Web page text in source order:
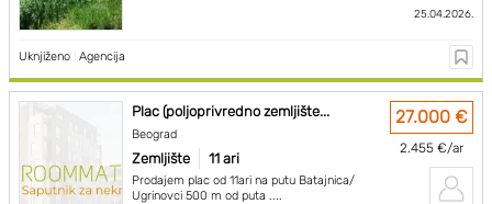
25.04.2026.
Uknjiženo Agencija
Plac (poljoprivredno zemljište...
Beograd
Zemljište 11 ari
Prodajem plac od 11ari na putu Batajnica/
Ugrinovci 500 m od puta ....
27.000 €
2.455 €/ar